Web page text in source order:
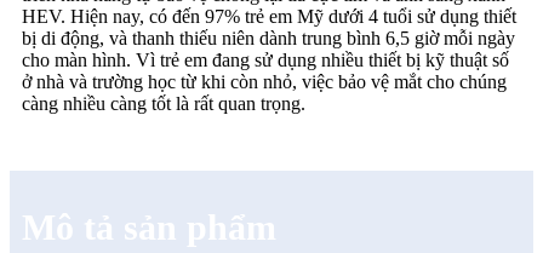
HEV. Hiện nay, có đến 97% trẻ em Mỹ dưới 4 tuổi sử dụng thiết
bị di động, và thanh thiếu niên dành trung bình 6,5 giờ mỗi ngày
cho màn hình. Vì trẻ em đang sử dụng nhiều thiết bị kỹ thuật số
ở nhà và trường học từ khi còn nhỏ, việc bảo vệ mắt cho chúng
càng nhiều càng tốt là rất quan trọng.
Mô tả sản phẩm